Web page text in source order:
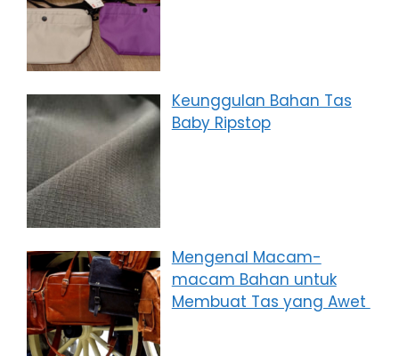
Keunggulan Bahan Tas
Baby Ripstop
Mengenal Macam-
macam Bahan untuk
Membuat Tas yang Awet